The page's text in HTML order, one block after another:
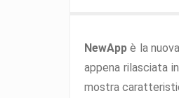
NewAppè la
appena rilasciata
mostra